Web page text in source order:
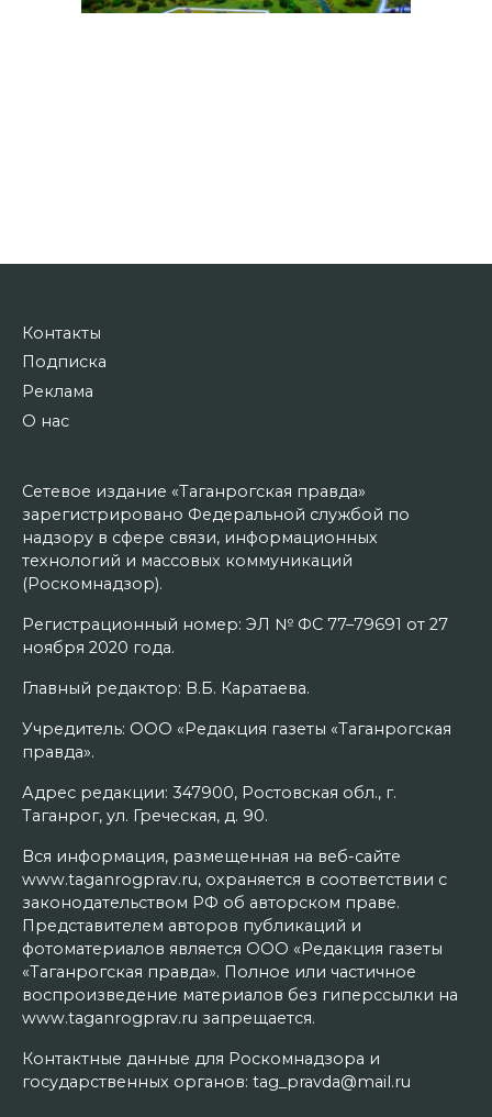
Контакты
Подписка
Реклама
О нас
Сетевое издание «Таганрогская правда»
зарегистрировано Федеральной службой по
надзору в сфере связи, информационных
технологий и массовых коммуникаций
(Роскомнадзор).
Регистрационный номер: ЭЛ № ФС 77–79691 от 27
ноября 2020 года.
Главный редактор: В.Б. Каратаева.
Учредитель: ООО «Редакция газеты «Таганрогская
правда».
Адрес редакции: 347900, Ростовская обл., г.
Таганрог, ул. Греческая, д. 90.
Вся информация, размещенная на веб-сайте
www.taganrogprav.ru, охраняется в соответствии с
законодательством РФ об авторском праве.
Представителем авторов публикаций и
фотоматериалов является ООО «Редакция газеты
«Таганрогская правда». Полное или частичное
воспроизведение материалов без гиперссылки на
www.taganrogprav.ru запрещается.
Контактные данные для Роскомнадзора и
государственных органов: tag_pravda@mail.ru